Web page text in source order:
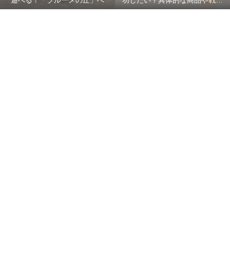
を分かりやすく解説！